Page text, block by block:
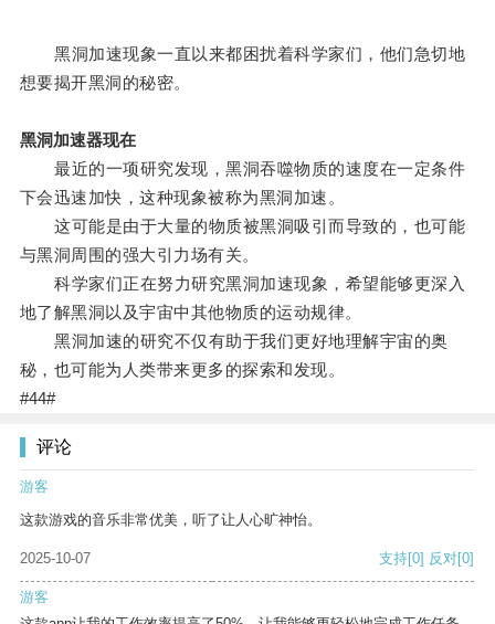
黑洞加速现象一直以来都困扰着科学家们，他们急切地
想要揭开黑洞的秘密。
黑洞加速器现在
最近的一项研究发现，黑洞吞噬物质的速度在一定条件
下会迅速加快，这种现象被称为黑洞加速。
这可能是由于大量的物质被黑洞吸引而导致的，也可能
与黑洞周围的强大引力场有关。
科学家们正在努力研究黑洞加速现象，希望能够更深入
地了解黑洞以及宇宙中其他物质的运动规律。
黑洞加速的研究不仅有助于我们更好地理解宇宙的奥
秘，也可能为人类带来更多的探索和发现。
#44#
评论
游客
这款游戏的音乐非常优美，听了让人心旷神怡。
2025-10-07 支持[0] 反对[0]
游客